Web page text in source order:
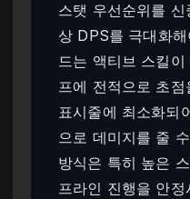
스탯 우선순위를
상 DPS를 극대화
드는 액티브 스킬
프에 전적으로 초
표시줄에 최소화되
으로 데미지를 줄
방식은 특히 높은
프라인 진행을 안정